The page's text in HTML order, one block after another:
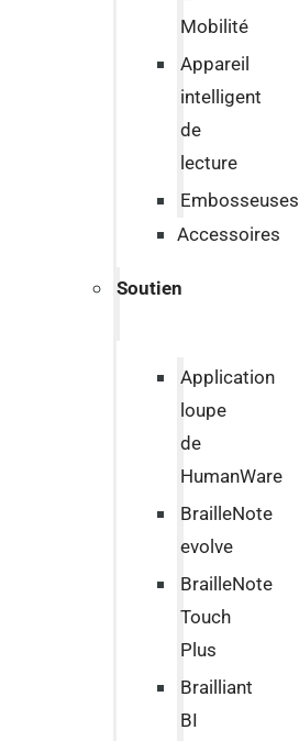
Mobilité
Appareil
intelligent
de
lecture
Embosseuses
Accessoires
Soutien
Application
loupe
de
HumanWare
BrailleNote
evolve
BrailleNote
Touch
Plus
Brailliant
BI